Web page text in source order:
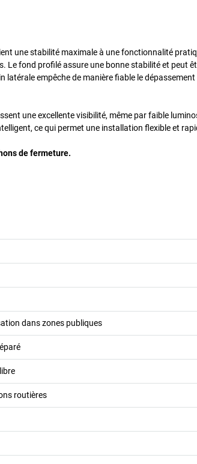
une stabilité maximale à une fonctionnalité
fond profilé assure une bonne stabilité et peut
empêche de manière fiable le
une excellente visibilité, même par faible
ce qui permet une installation flexible et
de fermeture.
dans zones publiques
routières